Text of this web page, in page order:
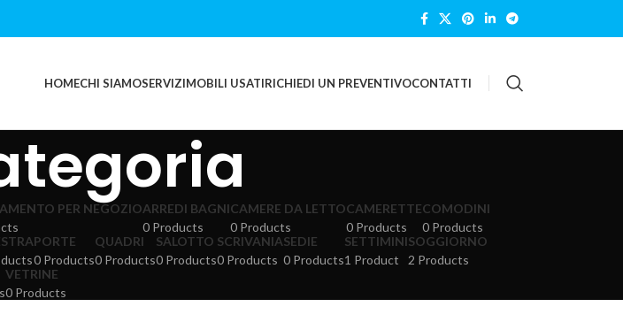
HOMECHI SIAMOSERVIZIMOBILI USATIRICHIEDI UN PREVENTIVOCONTATTI
PER NEGOZIOARREDI BAGNI
0 Products
CAMERE DA LETTO
0 Products
CAMERETTE
0 Products
COMODINI
0 Products
PORTE
0 Products
QUADRI
0 Products
SALOTTO
0 Products
SCRIVANIA
0 Products
SEDIE
0 Products
SETTIMINI
1 Product
SOGGIORNO
2 Products
VETRINE
0 Products